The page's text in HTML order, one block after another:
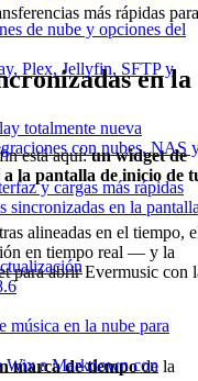
de nube y opciones del
Plex, Jellyfin, SFTP y
totalmente nueva
con nubes, NAS
y cargas más rápidas
sincronizadas en la
música en la nube para
Wix a Markdown con
más rápidas para
en la
está aquí:un widget de
la pantalla de inicio de
alineadas en el tiempo,
en tiempo real — y la
para abrir Evermusic con
marca de tiempode la